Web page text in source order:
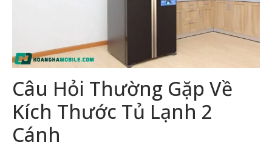
Câu Hỏi Thường Gặp Về
Kích Thước Tủ Lạnh 2
Cánh